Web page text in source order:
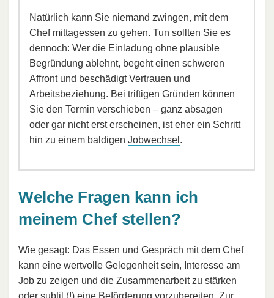
Natürlich kann Sie niemand zwingen, mit dem
Chef mittagessen zu gehen. Tun sollten Sie es
dennoch: Wer die Einladung ohne plausible
Begründung ablehnt, begeht einen schweren
Affront und beschädigtVertrauen und
Arbeitsbeziehung. Bei triftigen Gründen können
Sie den Termin verschieben – ganz absagen
oder gar nicht erst erscheinen, ist eher ein Schritt
hin zu einem baldigen Jobwechsel .
Welche Fragen kann ich
meinem Chef stellen?
Wie gesagt: Das Essen und Gespräch mit dem Chef
kann eine wertvolle Gelegenheit sein, Interesse am
Job zu zeigen und die Zusammenarbeit zu stärken
oder subtil (!) eine Beförderung vorzubereiten. Zur